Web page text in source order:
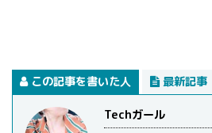
この記事を書いた人 最新記事
Techガール